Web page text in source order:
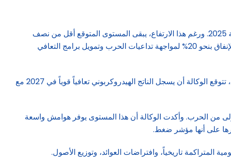
على صعيد المالية العامة، ترجّح فيتش ارتفاع الدين الحكومي المجمّع إلى 27% من الناتج المحلي في 2026، مقارنة بـ24.3% في نهاية 2025. ورغم هذا الارتفاع، يبقى المستوى المتوقع أقل من نصف
متوسط دول الفئة “AA”، البالغ 50.3%. كما تتوقع الوكالة أن تحافظ الموازنة الموحدة على فائض نسبته 4.5% من الناتج، رغم زيادة الإنفاق بنحو 20% لمواجهة تداعيات الحرب وتمويل برامج التعافي
وتتوقع الوكالة انكماش الناتج المحلي الحقيقي للإمارات بنسبة 4.8% في 2026، مع تراجع الناتج غير النفطي بنسبة 3.2%. في المقابل، تتوقع الوكالة أن يسجل الناتج الهيدروكربوني تعافياً قوياً في 2027 مع
بـ277 مليار دولار حتى آذار/مارس 2026، رغم تراجعها بنسبة 9% في الأشهر الأولى من الحرب. وأكدت الوكالة أن هذا المستوى يوفر هوامش واسعة
على أنها مؤشر ضغط.
تاريخياً، وافتراضات العوائد، وتوزيع الأصول.